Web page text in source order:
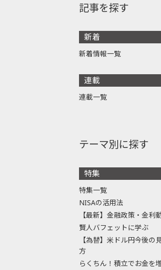
記事を探す
新着
新着情報一覧
連載
連載一覧
テーマ別に探す
特集
特集一覧
NISAの活用法
【最新】金融政策・金利
賢人バフェットに学ぶ
【為替】米ドル円今後の
方
らくちん！積立でお金を